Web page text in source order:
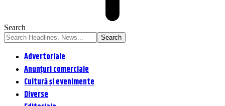
Search
Advertoriale
Anunțuri comerciale
Cultură și evenimente
Diverse